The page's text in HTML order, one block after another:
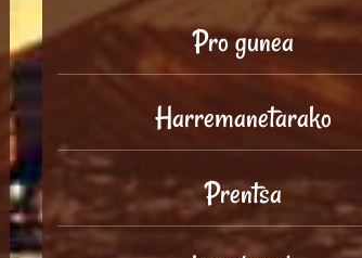
Pro gunea
Harremanetarako
Prentsa